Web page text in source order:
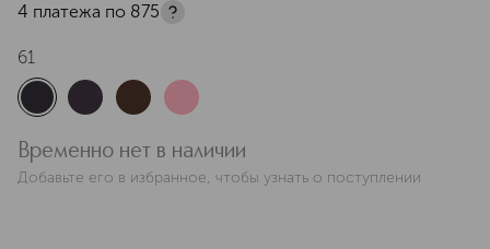
4 платежа по 875
61
Временно нет в наличии
Добавьте его в избранное, чтобы узнать о поступлении